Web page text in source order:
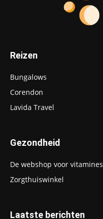
Reizen
Bungalows
Corendon
Lavida Travel
Gezondheid
De webshop voor vitamines
Zorgthuiswinkel
Laatste berichten